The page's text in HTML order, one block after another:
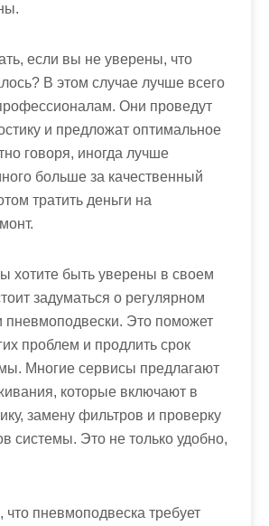
если вы не уверены, что
В этом случае лучше всего
Они проведут
и предложат оптимальное
говоря, иногда лучше
больше за качественный
тратить деньги на
хотите быть уверены в своем
задуматься о регулярном
пневмоподвески. Это поможет
проблем и продлить срок
Многие сервисы предлагают
которые включают в
замену фильтров и проверку
системы. Это не только удобно,
что пневмоподвеска требует